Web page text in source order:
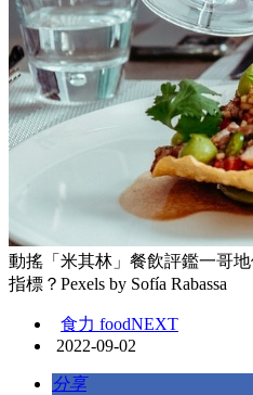
動搖「米其林」餐飲評鑑一哥
指標？Pexels by Sofía Rabassa
食力 foodNEXT
2022-09-02
分享